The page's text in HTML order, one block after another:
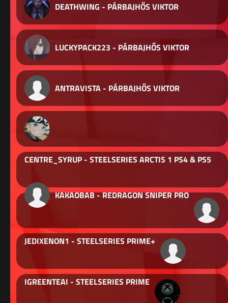
DEATHWING - PÁRBAJHŐS VIKTOR
LUCKYPACK223 - PÁRBAJHŐS VIKTOR
ANTRAVISTA - PÁRBAJHŐS VIKTOR
CENTRE_SYRUP - STEELSERIES ARCTIS 1 PS4 & PS5
KAKAOBAB - REDRAGON SNIPER PRO
JEDIXENON1 - STEELSERIES PRIME+
IGREENTEAI - STEELSERIES PRIME